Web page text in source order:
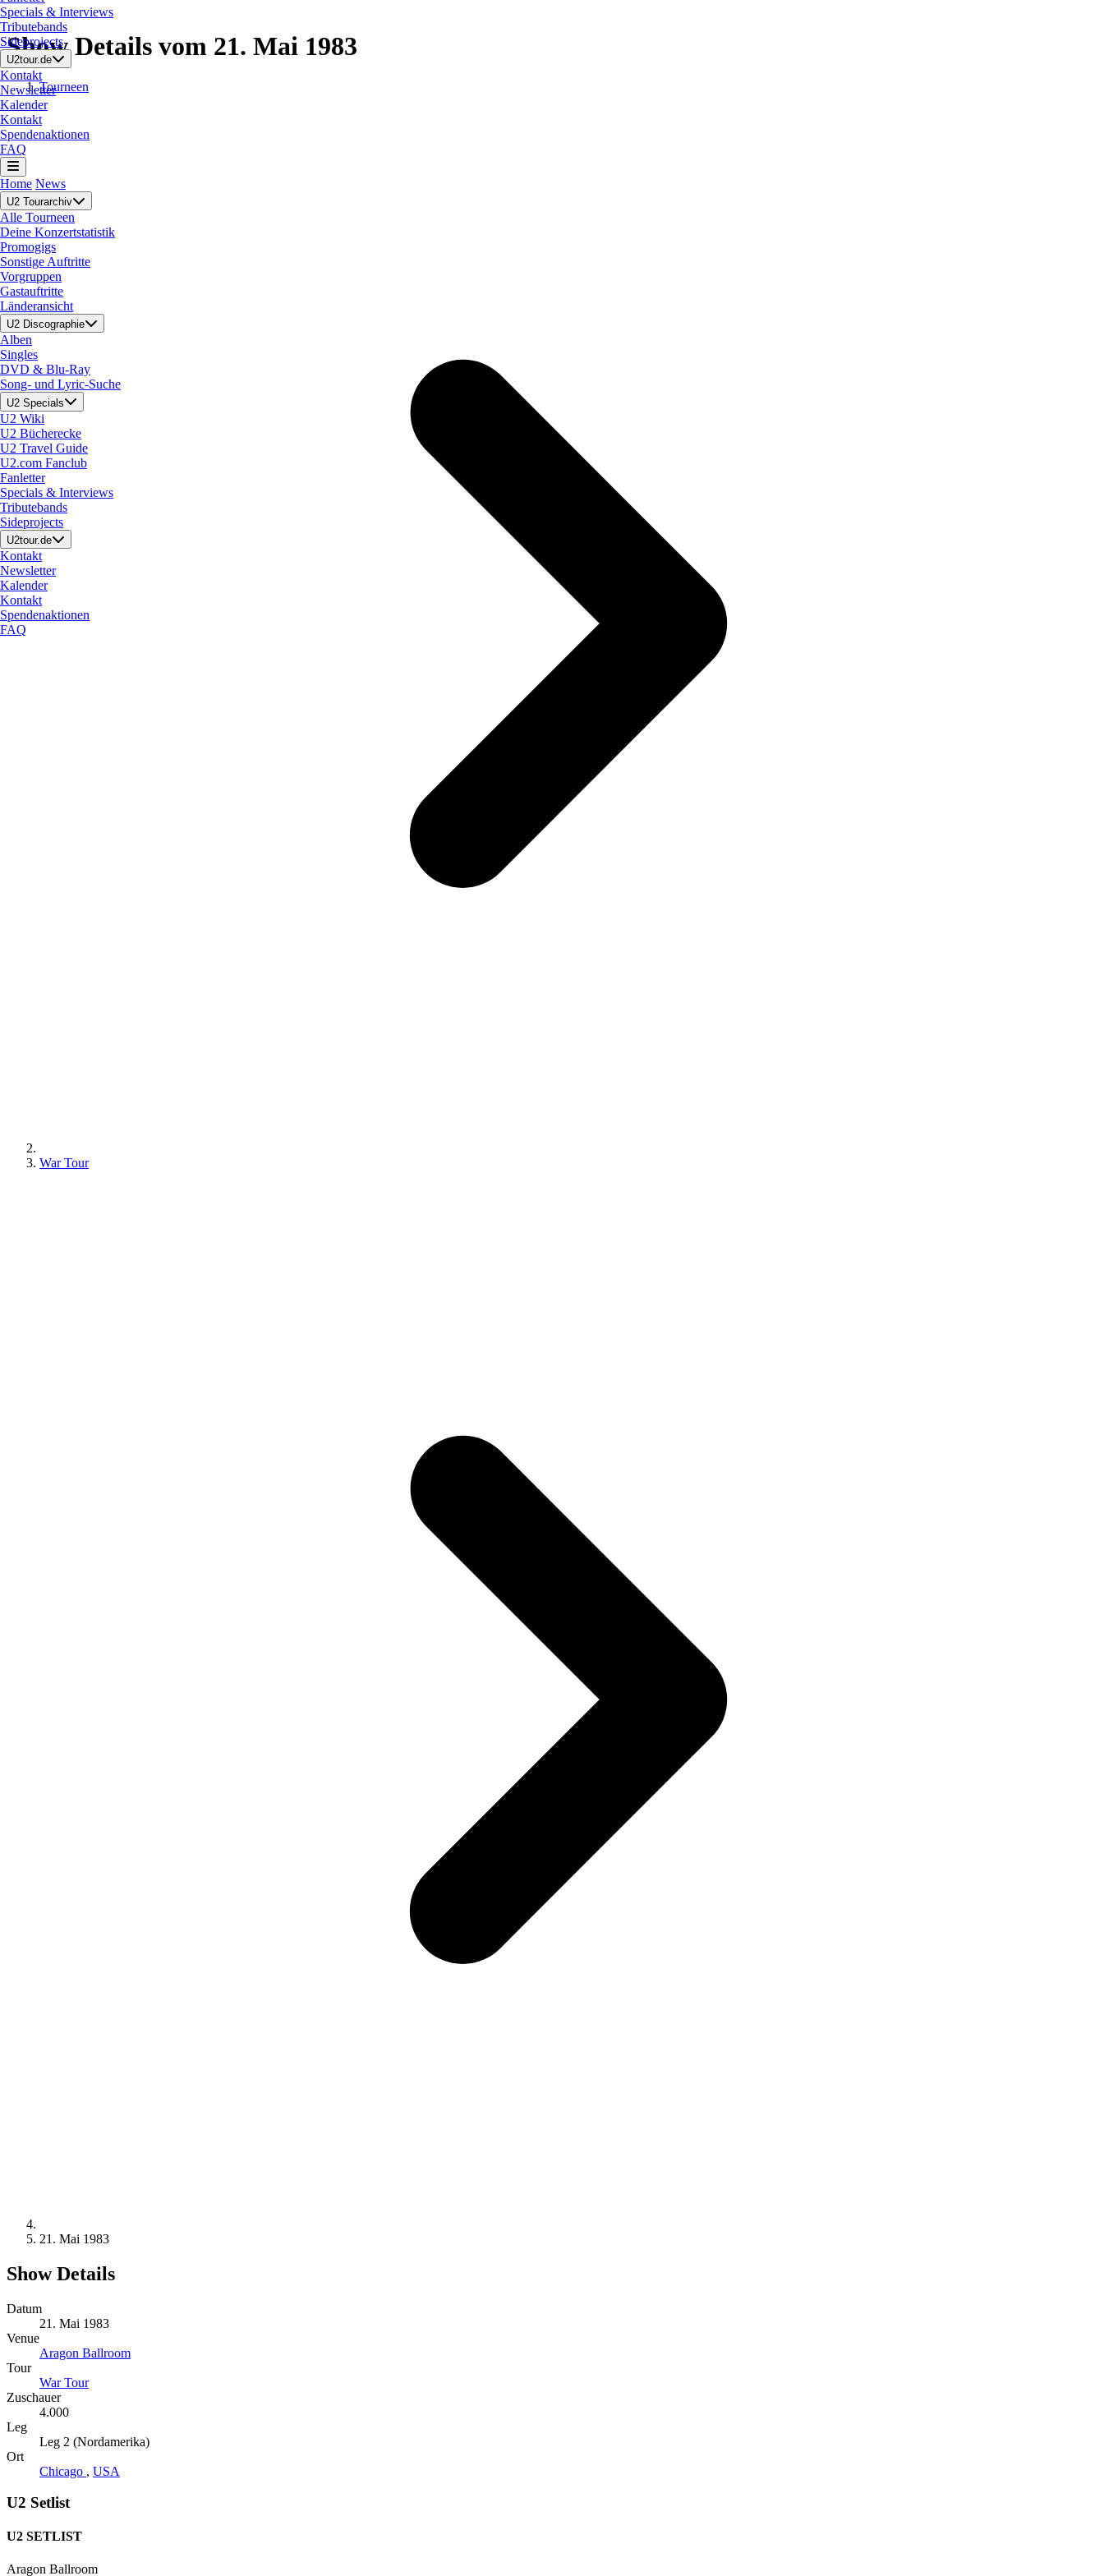
Specials & Interviews
Tributebands
Sideprojects
U2tour.de
Kontakt
Newsletter
Kalender
Kontakt
Spendenaktionen
FAQ
Home News
U2 Tourarchiv
Alle Tourneen
Deine Konzertstatistik
Promogigs
Sonstige Auftritte
Vorgruppen
Gastauftritte
Länderansicht
U2 Discographie
Alben
Singles
DVD & Blu-Ray
Song- und Lyric-Suche
U2 Specials
U2 Wiki
U2 Bücherecke
U2 Travel Guide
U2.com Fanclub
Fanletter
Specials & Interviews
Tributebands
Sideprojects
U2tour.de
Kontakt
Newsletter
Kalender
Kontakt
Spendenaktionen
FAQ
Show Details vom 21. Mai 1983
Tourneen
War Tour
21. Mai 1983
Show Details
Datum
21. Mai 1983
Venue
Aragon Ballroom
Tour
War Tour
Zuschauer
4.000
Leg
Leg 2 (Nordamerika)
Ort
Chicago , USA
U2 Setlist
U2 SETLIST
Aragon Ballroom